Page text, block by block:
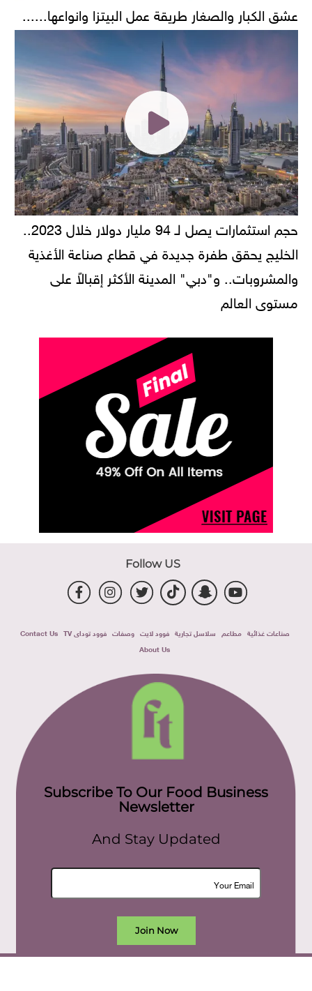
عشق الكبار والصغار طريقة عمل البيتزا وانواعها......
حجم استثمارات يصل لـ 94 مليار دولار خلال 2023..
الخليج يحقق طفرة جديدة في قطاع صناعة الأغذية
والمشروبات.. و"دبي" المدينة الأكثر إقبالاً على
مستوى العالم
Follow US
صناعات غذائية مطاعم سلاسل تجارية فوود لايت وصفات فوود توداى TV
Contact Us
About Us
Subscribe To Our Food Business
Newsletter
And Stay Updated
Join Now